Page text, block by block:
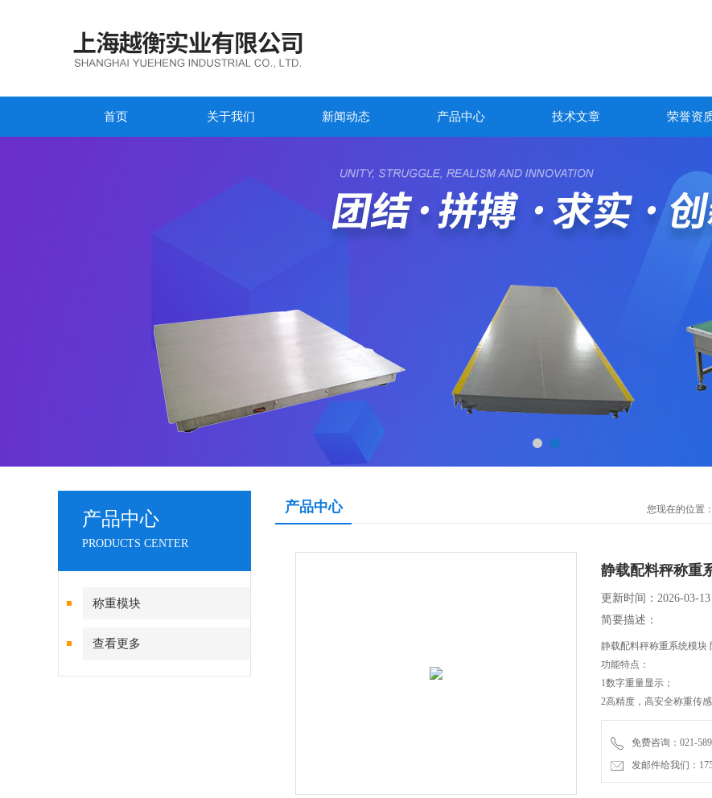
首页 关于我们 新闻动态 产品中心 技术文章 荣誉资
产品中心
PRODUCTS CENTER
称重模块
查看更多
产品中心 您现在的位置：
静载配料秤称重
更新时间：2026-03-13
简要描述：
静载配料秤称重系统模块
功能特点：
1数字重量显示；
2高精度，高安全称重传
3可应用于液体，粉体等
4依实际现场状态，配合
免费咨询：021-
发邮件给我们：